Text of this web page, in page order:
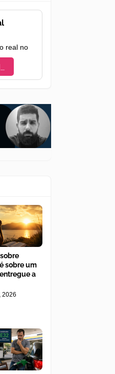
real no
sobre um
a
2026